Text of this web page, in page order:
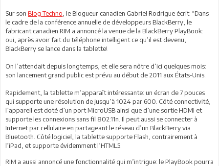
Sur son Blog Techno , le Blogueur canadien Gabriel Rodrigue écrit: "Dans
le cadre de la conférence annuelle de développeurs BlackBerry, le
fabricant canadien RIM a annoncé la venue de la BlackBerry PlayBook:
oui, après avoir fait du téléphone intelligent ce qu’il est devenu,
BlackBerry se lance dans la tablette!
On l’attendait depuis longtemps, et elle sera nôtre d’ici quelques mois:
son lancement grand public est prévu au début de 2011 aux États-Unis.
Rapidement, la tablette m’apparaît intéressante: un écran de 7 pouces
qui supporte une résolution de jusqu’à 1024 par 600. Côté connectivité,
l’appareil est doté d’un port MicroUSB ainsi que d’une sortie HDMI et
supporte les connexions sans fil 802.11n. Il peut aussi se connecter à
Internet par cellulaire en partageant le réseau d’un BlackBerry via
Bluetooth. Côté logiciel, la tablette supporte Flash, contrairement à
l’iPad, et supporte évidemment l’HTML5.
RIM a aussi annoncé une fonctionnalité qui m’intrigue: le PlayBook pourra